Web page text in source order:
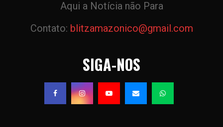
Aqui a Notícia não Para
Contato: blitzamazonico@gmail.com
SIGA-NOS